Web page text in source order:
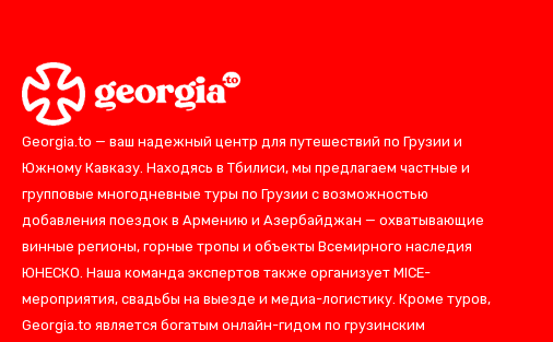
Georgia.to — ваш надежный центр для путешествий по Грузии и
Южному Кавказу. Находясь в Тбилиси, мы предлагаем частные и
групповые многодневные туры по Грузии с возможностью
добавления поездок в Армению и Азербайджан — охватывающие
винные регионы, горные тропы и объекты Всемирного наследия
ЮНЕСКО. Наша команда экспертов также организует MICE-
мероприятия, свадьбы на выезде и медиа-логистику. Кроме туров,
Georgia.to является богатым онлайн-гидом по грузинским